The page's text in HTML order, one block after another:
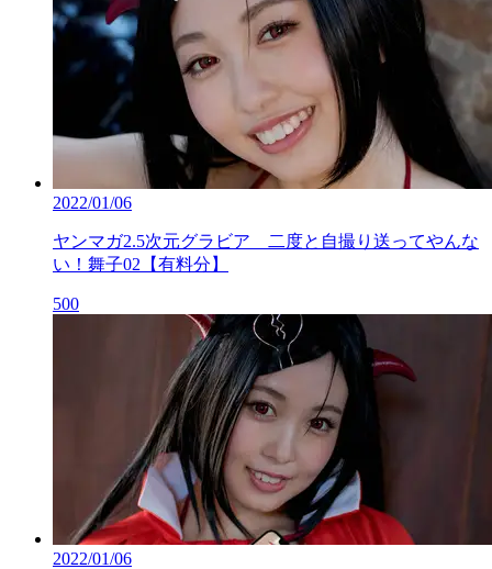
2022/01/06
ヤンマガ2.5次元グラビア 二度と自撮り送ってやんな
い！舞子02【有料分】
500
2022/01/06